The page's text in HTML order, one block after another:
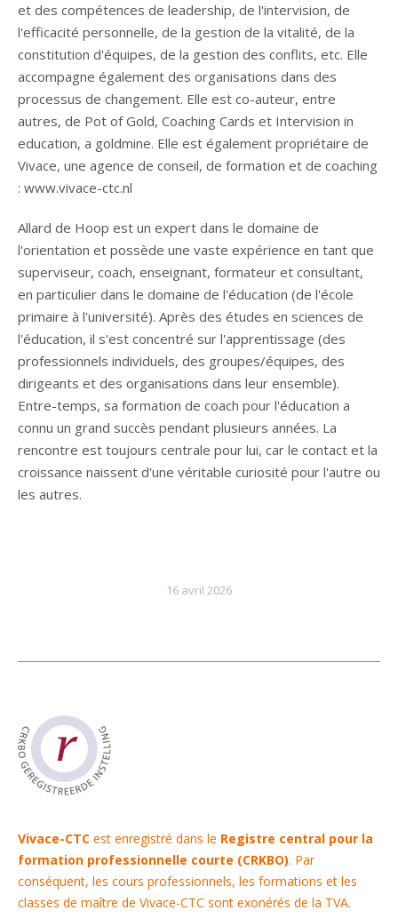
et des compétences de leadership, de l'intervision, de
l'efficacité personnelle, de la gestion de la vitalité, de la
constitution d'équipes, de la gestion des conflits, etc. Elle
accompagne également des organisations dans des
processus de changement. Elle est co-auteur, entre
autres, de Pot of Gold, Coaching Cards et Intervision in
education, a goldmine. Elle est également propriétaire de
Vivace, une agence de conseil, de formation et de coaching
: www.vivace-ctc.nl
Allard de Hoop est un expert dans le domaine de
l'orientation et possède une vaste expérience en tant que
superviseur, coach, enseignant, formateur et consultant,
en particulier dans le domaine de l'éducation (de l'école
primaire à l'université). Après des études en sciences de
l'éducation, il s'est concentré sur l'apprentissage (des
professionnels individuels, des groupes/équipes, des
dirigeants et des organisations dans leur ensemble).
Entre-temps, sa formation de coach pour l'éducation a
connu un grand succès pendant plusieurs années. La
rencontre est toujours centrale pour lui, car le contact et la
croissance naissent d'une véritable curiosité pour l'autre ou
les autres.
16 avril 2026
Vivace-CTC est enregistré dans le Registre central pour la
formation professionnelle courte (CRKBO). Par
conséquent, les cours professionnels, les formations et les
classes de maître de Vivace-CTC sont exonérés de la TVA.